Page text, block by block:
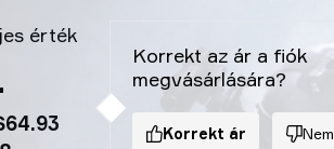
érték
Korrekt az ár a fiók
megvásárlására?
Korrekt ár Nem